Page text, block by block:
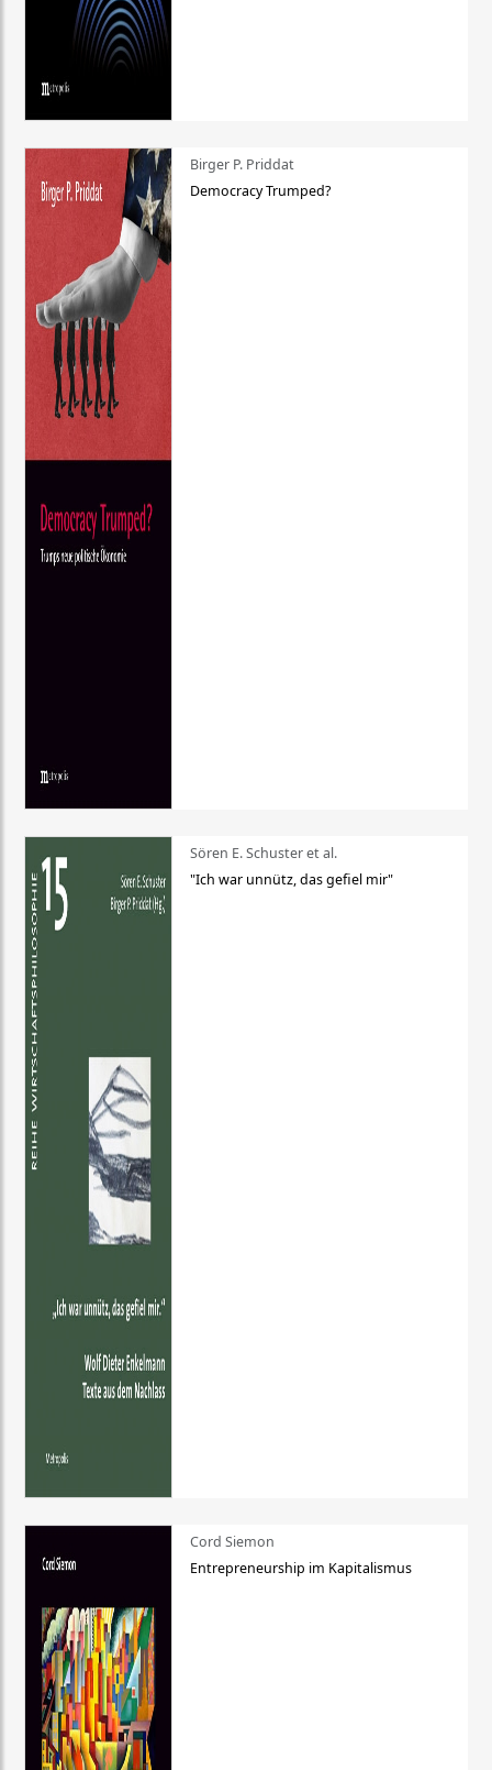
Birger P. Priddat
Democracy Trumped?
Sören E. Schuster et al.
"Ich war unnütz, das gefiel mir"
Cord Siemon
Entrepreneurship im Kapitalismus